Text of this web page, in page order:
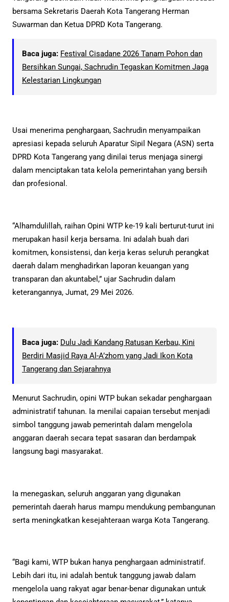
bersama Sekretaris Daerah Kota Tangerang Herman
Suwarman dan Ketua DPRD Kota Tangerang.
Baca juga: Festival Cisadane 2026 Tanam Pohon dan
Bersihkan Sungai, Sachrudin Tegaskan Komitmen Jaga
Kelestarian Lingkungan
Usai menerima penghargaan, Sachrudin menyampaikan
apresiasi kepada seluruh Aparatur Sipil Negara (ASN) serta
DPRD Kota Tangerang yang dinilai terus menjaga sinergi
dalam menciptakan tata kelola pemerintahan yang bersih
dan profesional.
“Alhamdulillah, raihan Opini WTP ke-19 kali berturut-turut ini
merupakan hasil kerja bersama. Ini adalah buah dari
komitmen, konsistensi, dan kerja keras seluruh perangkat
daerah dalam menghadirkan laporan keuangan yang
transparan dan akuntabel,” ujar Sachrudin dalam
keterangannya, Jumat, 29 Mei 2026.
Baca juga: Dulu Jadi Kandang Ratusan Kerbau, Kini
Berdiri Masjid Raya Al-A’zhom yang Jadi Ikon Kota
Tangerang dan Sejarahnya
Menurut Sachrudin, opini WTP bukan sekadar penghargaan
administratif tahunan. Ia menilai capaian tersebut menjadi
simbol tanggung jawab pemerintah dalam mengelola
anggaran daerah secara tepat sasaran dan berdampak
langsung bagi masyarakat.
Ia menegaskan, seluruh anggaran yang digunakan
pemerintah daerah harus mampu mendukung pembangunan
serta meningkatkan kesejahteraan warga Kota Tangerang.
“Bagi kami, WTP bukan hanya penghargaan administratif.
Lebih dari itu, ini adalah bentuk tanggung jawab dalam
mengelola uang rakyat agar benar-benar digunakan untuk